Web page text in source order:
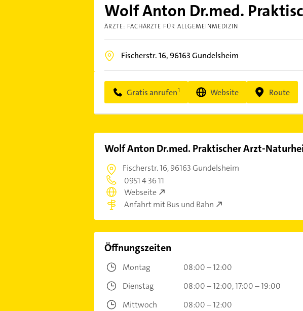
Wolf Anton Dr.med.
ÄRZTE: FACHÄRZTE FÜR ALLGEMEINMEDIZIN
Fischerstr. 16,96163Gundelsheim
Gratis anrufen Website Route
Wolf Anton Dr.med. Praktischer Arzt-
Fischerstr. 16,96163 Gundelsheim
0951 4 36 11
Webseite
Anfahrt mit Bus und Bahn
Öffnungszeiten
Montag
08:00 – 12:00
Dienstag
08:00 – 12:00 17:00 – 19:00
Mittwoch
08:00 – 12:00